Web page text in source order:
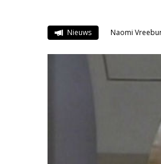
Nieuws Naomi